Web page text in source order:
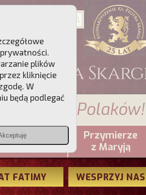
Polaków!
PCh24.pl
Przymierze
z Maryją
FATIMY WESPRZYJ NAS
.
plików
kliknięcie
W
będą podlegać